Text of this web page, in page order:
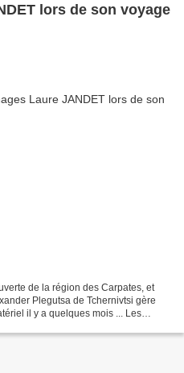
lors de son voyage
de la région des Carpates, et
Plegutsa de Tchernivtsi gère
il y a quelques mois ... Les